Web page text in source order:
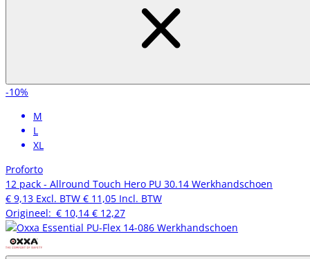
-10%
M
L
XL
Proforto
12 pack - Allround Touch Hero PU 30.14 Werkhandschoen
€ 9,13 Excl. BTW € 11,05 Incl. BTW
Origineel: € 10,14 € 12,27